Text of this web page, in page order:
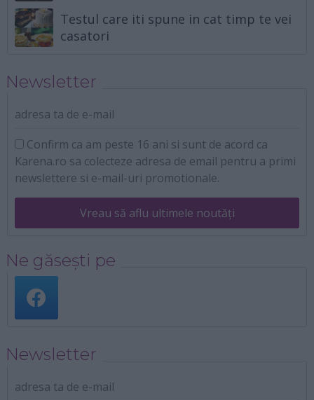
Testul care iti spune in cat timp te vei
casatori
Newsletter
adresa ta de e-mail
Confirm ca am peste 16 ani si sunt de acord ca
Karena.ro sa colecteze adresa de email pentru a primi
newslettere si e-mail-uri promotionale.
Vreau să aflu ultimele noutăți
Ne găsești pe
Newsletter
adresa ta de e-mail